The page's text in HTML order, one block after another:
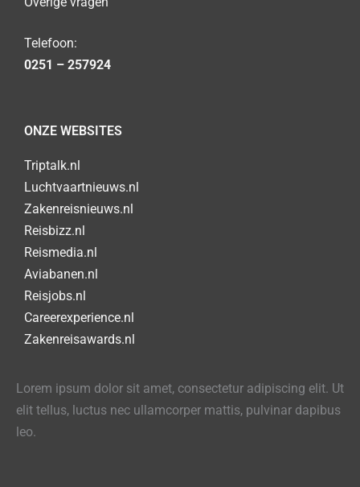
Telefoon:
0251 – 257924
ONZE WEBSITES
Triptalk.nl
Luchtvaartnieuws.nl
Zakenreisnieuws.nl
Reisbizz.nl
Reismedia.nl
Aviabanen.nl
Reisjobs.nl
Careerexperience.nl
Zakenreisawards.nl
Lorem ipsum dolor sit amet, consectetur adipiscing elit. Ut
elit tellus, luctus nec ullamcorper mattis, pulvinar dapibus
leo.